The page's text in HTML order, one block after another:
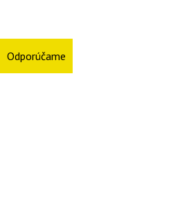
Odporúčame